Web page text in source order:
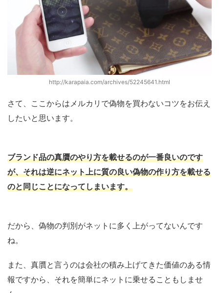
http://karapaia.com/archives/52245641.html
さて、ここからはメルカリで偽物を買わないコツをお伝え
したいと思います。
ブランド品の真贋のやり方を載せるのが一番良いのです
が、それは逆にネット上に質の良い偽物の作り方を載せる
のと同じことになってしまいます。
だから、偽物の判別がネットに多く上がってないんです
ね。
また、真贋と言うのは会社の積み上げてきた価値のある情
報ですから、それを簡単にネットに乗せることもしませ